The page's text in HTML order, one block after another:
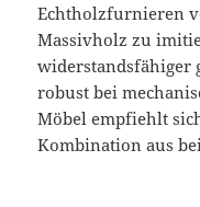
Echtholzfurnieren
Massivholz zu
widerstandsfähiger
robust bei
Möbel empfiehlt
Kombination aus